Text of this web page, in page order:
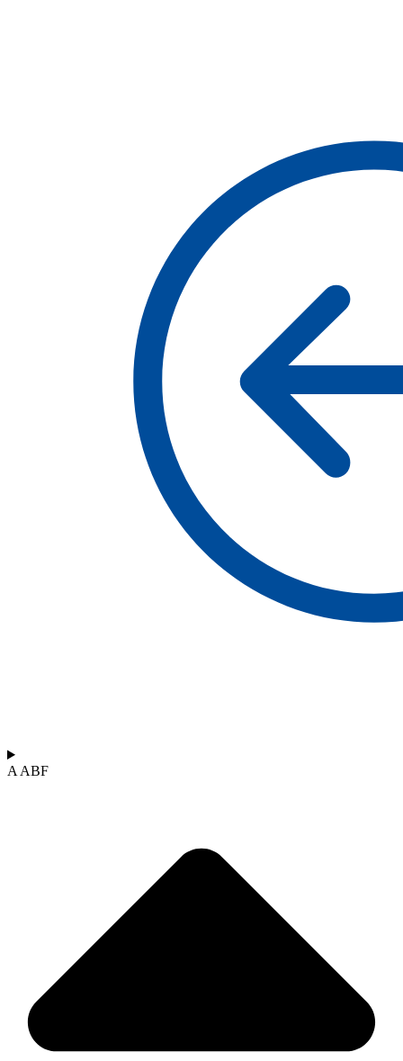
A ABF